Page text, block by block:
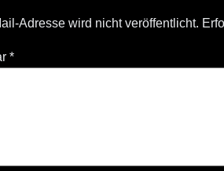
Adresse wird nicht veröffentlicht.
*